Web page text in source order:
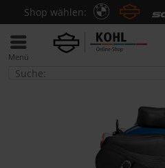
Shop wählen:
Menü
Taschen & Koffer